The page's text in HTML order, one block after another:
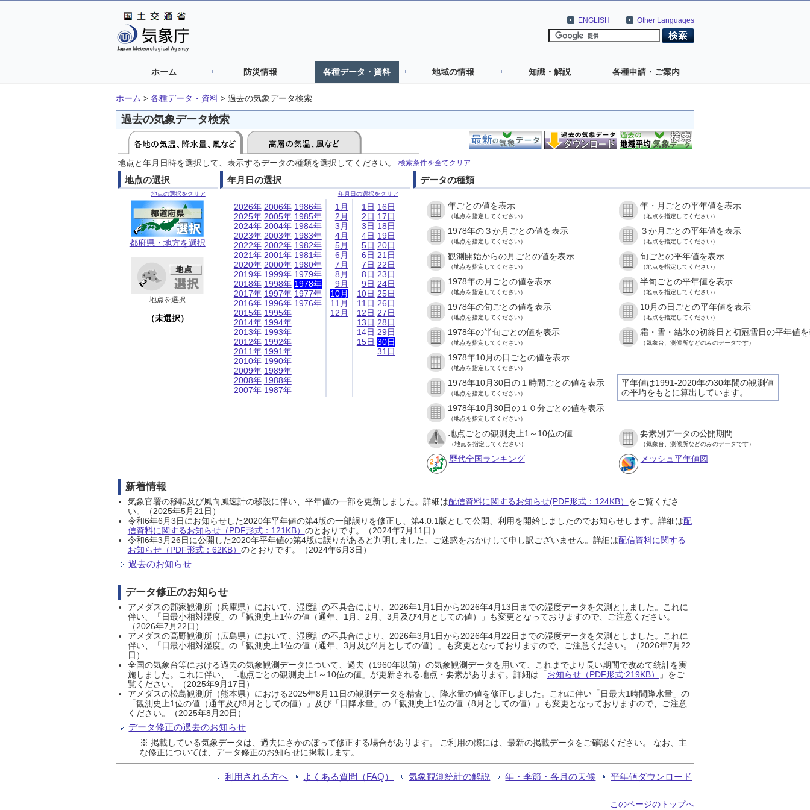
Other Languages
ENGLISH
ホーム 防災情報 各種データ・資料 地域の情報 知識・解説 各種申請・ご案内
ホーム > 各種データ・資料 > 過去の気象データ検索
過去の気象データ検索
地点と年月日時を選択して、表示するデータの種類を選択してください。 検索条件を全てクリア
地点の選択
地点の選択をクリア
都府県・地方を選択
地点を選択
（未選択）
年月日の選択
年月日の選択をクリア
2026年
2025年
2024年
2023年
2022年
2021年
2020年
2019年
2018年
2017年
2016年
2015年
2014年
2013年
2012年
2011年
2010年
2009年
2008年
2007年
2006年
2005年
2004年
2003年
2002年
2001年
2000年
1999年
1998年
1997年
1996年
1995年
1994年
1993年
1992年
1991年
1990年
1989年
1988年
1987年
1986年
1985年
1984年
1983年
1982年
1981年
1980年
1979年
1978年
1977年
1976年
1月
2月
3月
4月
5月
6月
7月
8月
9月
10月
11月
12月
1日
2日
3日
4日
5日
6日
7日
8日
9日
10日
11日
12日
13日
14日
15日
16日
17日
18日
19日
20日
21日
22日
23日
24日
25日
26日
27日
28日
29日
30日
31日
データの種類
年ごとの値を表示
（地点を指定してください）
年・月ごとの平年値を表示
（地点を指定してください）
1978年の３か月ごとの値を表示
（地点を指定してください）
３か月ごとの平年値を表示
（地点を指定してください）
観測開始からの月ごとの値を表示
（地点を指定してください）
旬ごとの平年値を表示
（地点を指定してください）
1978年の月ごとの値を表示
（地点を指定してください）
半旬ごとの平年値を表示
（地点を指定してください）
1978年の旬ごとの値を表示
（地点を指定してください）
10月の日ごとの平年値を表示
（地点を指定してください）
1978年の半旬ごとの値を表示
（地点を指定してください）
霜・雪・結氷の初終日と初冠雪日の平年値
（気象台、測候所などのみのデータです）
1978年10月の日ごとの値を表示
（地点を指定してください）
平年値は1991-2020年の30年間の観測値
の平均をもとに算出しています。
1978年10月30日の１時間ごとの値を表示
（地点を指定してください）
1978年10月30日の１０分ごとの値を表示
（地点を指定してください）
地点ごとの観測史上1～10位の値
（地点を指定してください）
要素別データの公開期間
（気象台、測候所などのみのデータです）
歴代全国ランキング メッシュ平年値図
新着情報
気象官署の移転及び風向風速計の移設に伴い、平年値の一部を更新しました。詳細は配信資料に関するお知らせ(PDF形式：124KB） をご覧くださ
い。（2025年5月21日）
令和6年6月3日にお知らせした2020年平年値の第4版の一部誤りを修正し、第4.0.1版として公開、利用を開始しましたのでお知らせします。詳細は配
信資料に関するお知らせ（PDF形式：121KB） のとおりです。（2024年7月11日）
令和6年3月26日に公開した2020年平年値の第4版に誤りがあると判明しました。ご迷惑をおかけして申し訳ございません。詳細は配信資料に関する
お知らせ（PDF形式：62KB） のとおりです。（2024年6月3日）
過去のお知らせ
データ修正のお知らせ
アメダスの郡家観測所（兵庫県）において、湿度計の不具合により、2026年1月1日から2026年4月13日までの湿度データを欠測としました。これに
伴い、「日最小相対湿度」の「観測史上1位の値（通年、1月、2月、3月及び4月としての値）」も変更となっておりますので、ご注意ください。
（2026年7月22日）
アメダスの高野観測所（広島県）において、湿度計の不具合により、2026年3月1日から2026年4月22日までの湿度データを欠測としました。これに
伴い、「日最小相対湿度」の「観測史上1位の値（通年、3月及び4月としての値）」も変更となっておりますので、ご注意ください。（2026年7月22
日）
全国の気象台等における過去の気象観測データについて、過去（1960年以前）の気象観測データを用いて、これまでより長い期間で改めて統計を実
施しました。これに伴い、「地点ごとの観測史上1～10位の値」が更新される地点・要素があります。詳細は「お知らせ（PDF形式:219KB）
」をご
覧ください。（2025年9月17日）
アメダスの松島観測所（熊本県）における2025年8月11日の観測データを精査し、降水量の値を修正しました。これに伴い「日最大1時間降水量」の
「観測史上1位の値（通年及び8月としての値）」及び「日降水量」の「観測史上1位の値（8月としての値）」も変更となっておりますので、ご注意
ください。（2025年8月20日）
データ修正の過去のお知らせ
※ 掲載している気象データは、過去にさかのぼって修正する場合があります。 ご利用の際には、最新の掲載データをご確認ください。 なお、主
な修正については、データ修正のお知らせに掲載します。
利用される方へ よくある質問（FAQ） 気象観測統計の解説 年・季節・各月の天候 平年値ダウンロード
このページのトップへ